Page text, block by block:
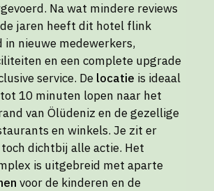
Na wat mindere reviews
jaren heeft dit hotel flink
in nieuwe medewerkers,
en een complete upgrade
service. De locatie is ideaal
10 minuten lopen naar het
van Ölüdeniz en de gezellige
en winkels. Je zit er
dichtbij alle actie. Het
is uitgebreid met aparte
voor de kinderen en de